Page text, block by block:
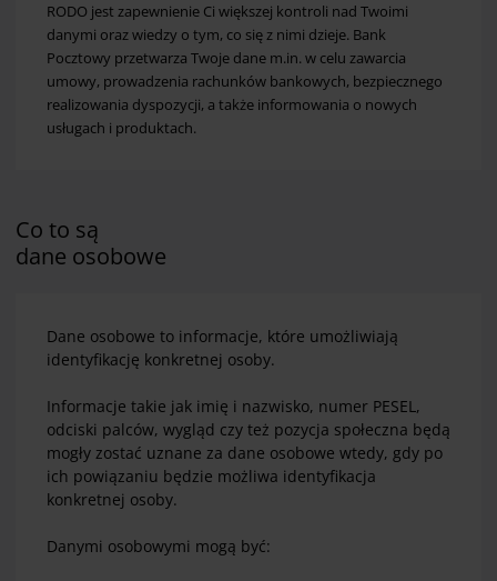
RODO jest zapewnienie Ci większej kontroli nad Twoimi
danymi oraz wiedzy o tym, co się z nimi dzieje. Bank
Pocztowy przetwarza Twoje dane m.in. w celu zawarcia
umowy, prowadzenia rachunków bankowych, bezpiecznego
realizowania dyspozycji, a także informowania o nowych
usługach i produktach.
Co to są
dane osobowe
Dane osobowe to informacje, które umożliwiają
identyfikację konkretnej osoby.
Informacje takie jak imię i nazwisko, numer PESEL,
odciski palców, wygląd czy też pozycja społeczna będą
mogły zostać uznane za dane osobowe wtedy, gdy po
ich powiązaniu będzie możliwa identyfikacja
konkretnej osoby.
Danymi osobowymi mogą być: